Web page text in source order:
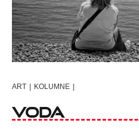
ART | KOLUMNE |
VODA